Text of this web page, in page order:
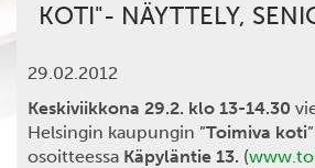
KOTI"- NÄYTTELY,
29.02.2012
Keskiviikkona 29.2. klo 13-14.30
Helsingin kaupungin ”Toimiva koti
osoitteessa Käpyläntie 13. (